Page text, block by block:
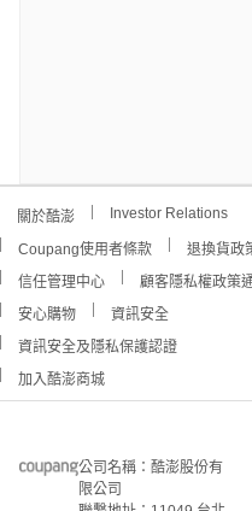
關於酷澎 Investor Relations
Coupang使用者條款
退換貨政
信任管理中心
顧客隱私權政策
安心購物
資訊安全
資訊安全及隱私保護認證
加入酷澎商城
公司名稱：酷澎股份有
限公司